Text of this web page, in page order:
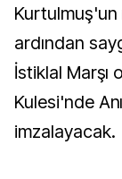
Kurtulmuş'un
ardından
İstiklal Marşı
Kulesi'nde
imzalayacak.